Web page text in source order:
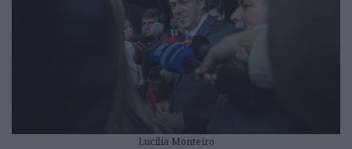
Lucília Monteiro